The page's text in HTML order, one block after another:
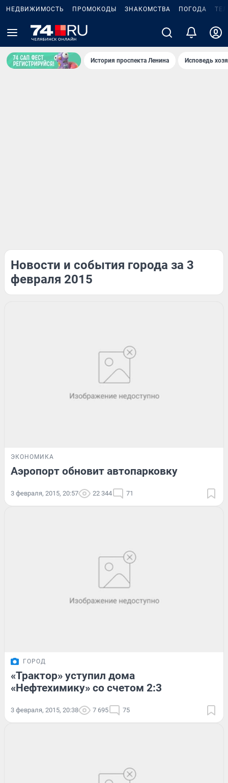
НЕДВИЖИМОСТЬ ПРОМОКОДЫ ЗНАКОМСТВА ПОГОДА
История проспекта Ленина Исповедь
Новости и события города за 3
февраля 2015
ЭКОНОМИКА
Аэропорт обновит автопарковку
3 февраля, 2015, 20:57 22 344 71
ГОРОД
«Трактор» уступил дома
«Нефтехимику» со счетом 2:3
3 февраля, 2015, 20:38 7 695 75